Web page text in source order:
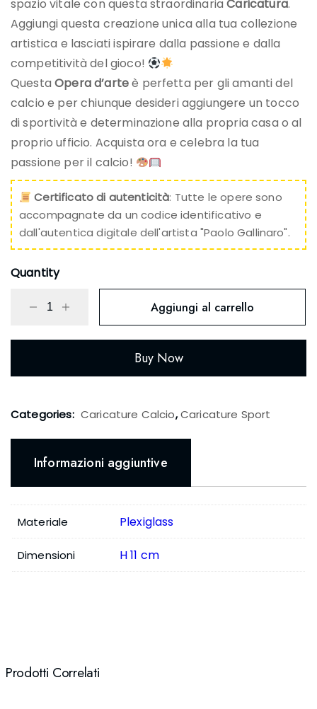
spazio vitale con questa straordinariaCaricatura.
Aggiungi questa creazione unica alla tua collezione
artistica e lasciati ispirare dalla passione e dalla
competitività del gioco!
QuestaOpera d’arteè perfetta per gli amanti del
calcio e per chiunque desideri aggiungere un tocco
di sportività e determinazione alla propria casa o al
proprio ufficio. Acquista ora e celebra la tua
passione per il calcio!
Certificato di autenticità: Tutte le opere sono
accompagnate da un codice identificativo e
dall'autentica digitale dell'artista "Paolo Gallinaro".
Quantity
Aggiungi al carrello
Buy Now
Categories: Caricature Calcio,Caricature Sport
Informazioni aggiuntive
Materiale Plexiglass
Dimensioni H 11 cm
Prodotti Correlati